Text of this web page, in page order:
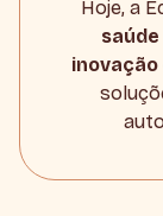
Hoje, a
inovação